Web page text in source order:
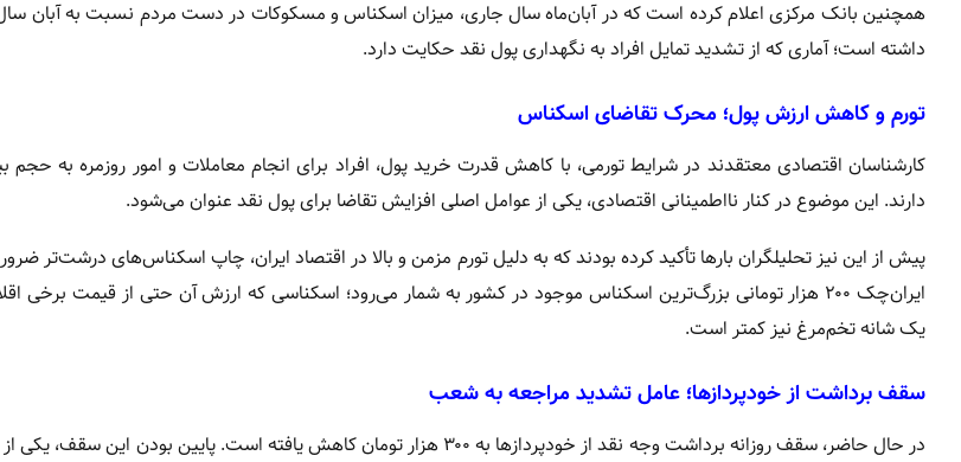
داشته است؛ آماری که از تشدید تمایل افراد به نگهداری پول نقد حکایت دارد.
تورم و کاهش ارزش پول؛ محرک تقاضای اسکناس
کارشناسان اقتصادی معتقدند در شرایط تورمی، با کاهش قدرت خرید پول، افراد برای انجام معاملات و امور روزمره به حجم
دارند. این موضوع در کنار نااطمینانی اقتصادی، یکی از عوامل اصلی افزایش تقاضا برای پول نقد عنوان می‌شود.
پیش از این نیز تحلیلگران بارها تأکید کرده بودند که به دلیل تورم مزمن و بالا در اقتصاد ایران، چاپ اسکناس‌های درشت‌تر
ایران‌چک ۲۰۰ هزار تومانی بزرگ‌ترین اسکناس موجود در کشور به شمار می‌رود؛ اسکناسی که ارزش آن حتی از قیمت برخی
یک شانه تخم‌مرغ نیز کمتر است.
سقف برداشت از خودپردازها؛ عامل تشدید مراجعه به شعب
در حال حاضر، سقف روزانه برداشت وجه نقد از خودپردازها به ۳۰۰ هزار تومان کاهش یافته است. پایین